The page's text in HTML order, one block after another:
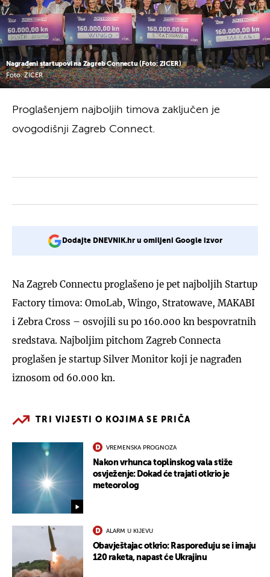
Nagrađeni startupovi na Zagreb Connectu (Foto: ZICER)
Foto: ZICER
Proglašenjem najboljih timova zaključen je
ovogodišnji Zagreb Connect.
Dodajte DNEVNIK.hr u omiljeni Google izvor
Na Zagreb Connectu proglašeno je pet najboljih Startup
Factory timova: OmoLab, Wingo, Stratowave, MAKABI
i Zebra Cross – osvojili su po 160.000 kn bespovratnih
sredstava. Najboljim pitchom Zagreb Connecta
proglašen je startup Silver Monitor koji je nagrađen
iznosom od 60.000 kn.
TRI VIJESTI O KOJIMA SE PRIČA
VREMENSKA PROGNOZA
Nakon vrhunca toplinskog vala stiže
osvježenje: Dokad će trajati otkrio je
meteorolog
ALARM U KIJEVU
Obavještajac otkrio: Raspoređuju se i imaju
120 raketa, napast će Ukrajinu